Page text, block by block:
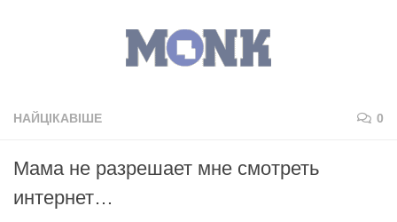
НАЙЦІКАВІШЕ 0
Мама не разрешает мне смотреть
интернет…